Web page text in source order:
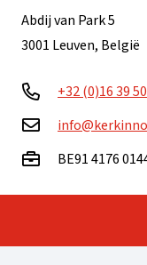
Abdij van Park 5
3001 Leuven, België
+32 (0)16 39
BE91 4176